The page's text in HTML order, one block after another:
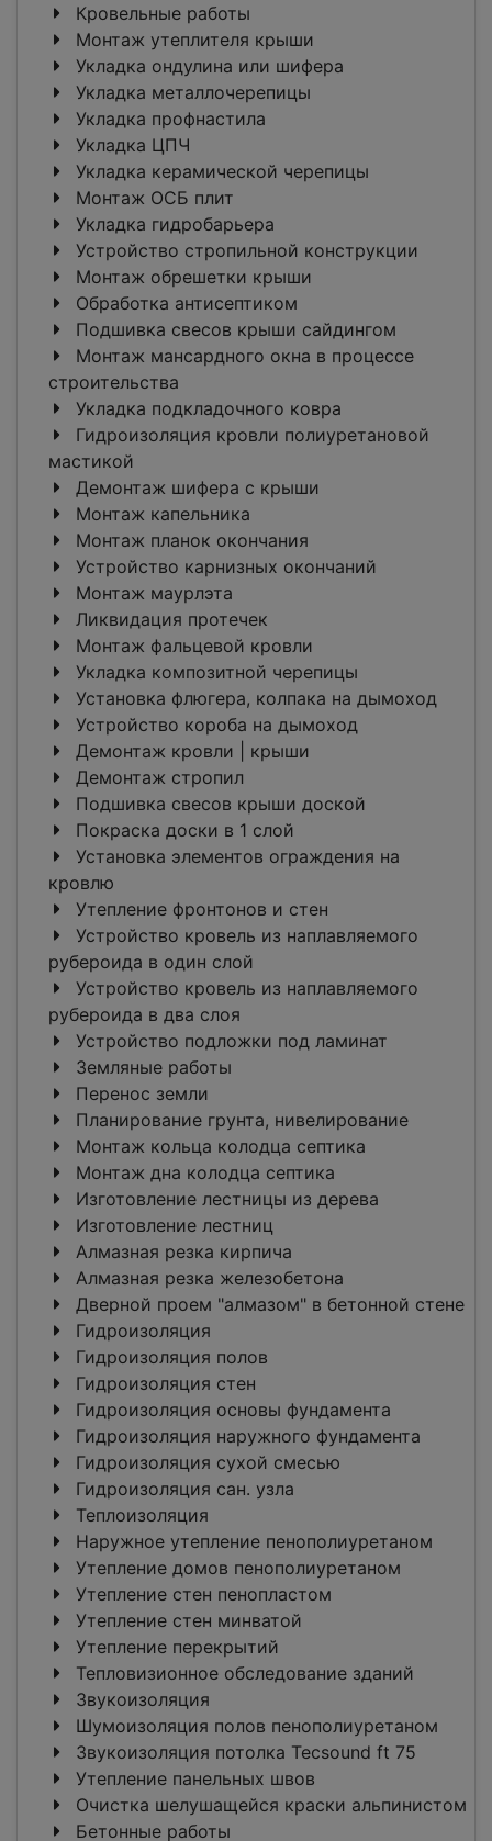
Кровельные работы
Монтаж утеплителя крыши
Укладка ондулина или шифера
Укладка металлочерепицы
Укладка профнастила
Укладка ЦПЧ
Укладка керамической черепицы
Монтаж ОСБ плит
Укладка гидробарьера
Устройство стропильной конструкции
Монтаж обрешетки крыши
Обработка антисептиком
Подшивка свесов крыши сайдингом
Монтаж мансардного окна в процессе
строительства
Укладка подкладочного ковра
Гидроизоляция кровли полиуретановой
мастикой
Демонтаж шифера с крыши
Монтаж капельника
Монтаж планок окончания
Устройство карнизных окончаний
Монтаж маурлэта
Ликвидация протечек
Монтаж фальцевой кровли
Укладка композитной черепицы
Установка флюгера, колпака на дымоход
Устройство короба на дымоход
Демонтаж кровли | крыши
Демонтаж стропил
Подшивка свесов крыши доской
Покраска доски в 1 слой
Установка элементов ограждения на
кровлю
Утепление фронтонов и стен
Устройство кровель из наплавляемого
рубероида в один слой
Устройство кровель из наплавляемого
рубероида в два слоя
Устройство подложки под ламинат
Земляные работы
Перенос земли
Планирование грунта, нивелирование
Монтаж кольца колодца септика
Монтаж дна колодца септика
Изготовление лестницы из дерева
Изготовление лестниц
Алмазная резка кирпича
Алмазная резка железобетона
Дверной проем "алмазом" в бетонной стене
Гидроизоляция
Гидроизоляция полов
Гидроизоляция стен
Гидроизоляция основы фундамента
Гидроизоляция наружного фундамента
Гидроизоляция сухой смесью
Гидроизоляция сан. узла
Теплоизоляция
Наружное утепление пенополиуретаном
Утепление домов пенополиуретаном
Утепление стен пенопластом
Утепление стен минватой
Утепление перекрытий
Тепловизионное обследование зданий
Звукоизоляция
Шумоизоляция полов пенополиуретаном
Звукоизоляция потолка Tecsound ft 75
Утепление панельных швов
Очистка шелушащейся краски альпинистом
Бетонные работы